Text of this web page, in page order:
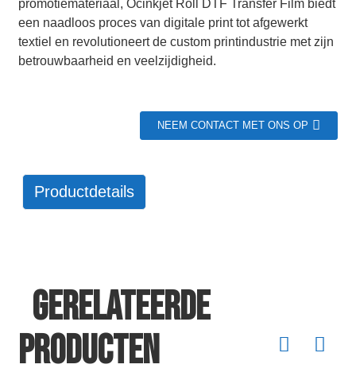
promotiemateriaal, Ocinkjet Roll DTF Transfer Film biedt
een naadloos proces van digitale print tot afgewerkt
textiel en revolutioneert de custom printindustrie met zijn
betrouwbaarheid en veelzijdigheid.
NEEM CONTACT MET ONS OP
Productdetails
Gerelateerde
producten